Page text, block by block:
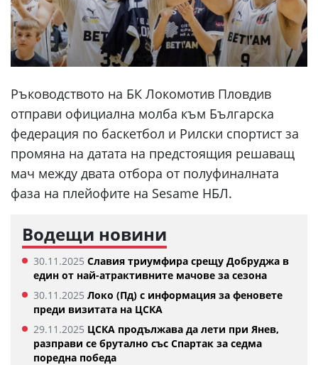
Ръководството на БК Локомотив Пловдив
отправи официална молба към Българска
федерация по баскетбол и Рилски спортист за
промяна на датата на предстоящия решаващ
мач между двата отбора от полуфиналната
фаза на плейофите на Sesame НБЛ.
Водещи новини
30.11.2025 Славия триумфира срещу Добруджа в
един от най-атрактивните мачове за сезона
30.11.2025 Локо (Пд) с информация за феновете
преди визитата на ЦСКА
29.11.2025 ЦСКА продължава да лети при Янев,
разправи се брутално със Спартак за седма
поредна победа